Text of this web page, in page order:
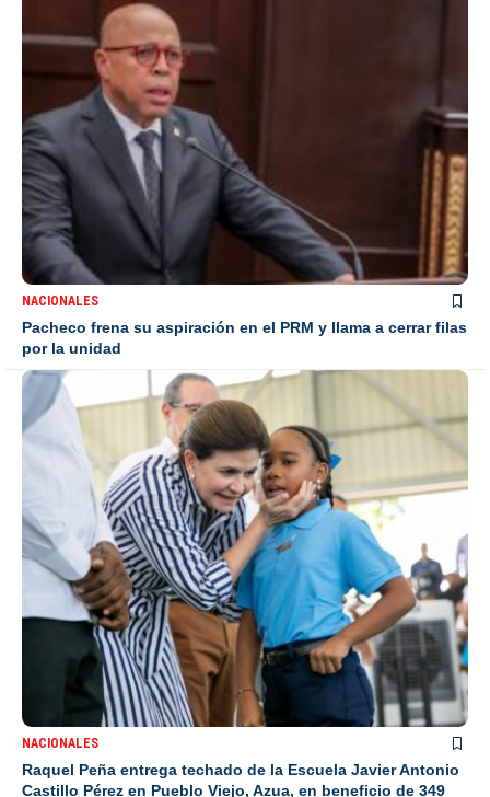
NACIONALES
Pacheco frena su aspiración en el PRM y llama a cerrar filas
por la unidad
NACIONALES
Raquel Peña entrega techado de la Escuela Javier Antonio
Castillo Pérez en Pueblo Viejo, Azua, en beneficio de 349